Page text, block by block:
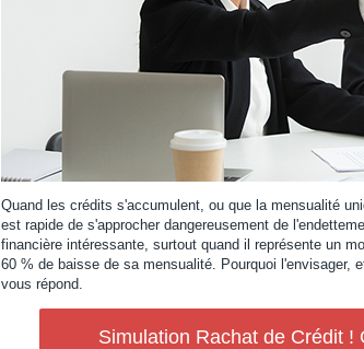
Quand les crédits s'accumulent, ou que la mensualité
est rapide de s'approcher dangereusement de
financière intéressante, surtout quand il représente un
60 % de baisse de sa mensualité. Pourquoi l'envisager,
vous répond.
Simulation Rachat de Crédit !